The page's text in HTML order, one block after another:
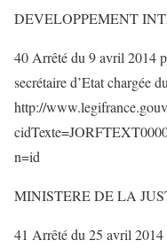
DEVELOPPEMENT
40 Arrêté du 9 avril 2014
secrétaire d’Etat chargée
http://
n=id
MINISTERE DE LA
41 Arrêté du 25 avril